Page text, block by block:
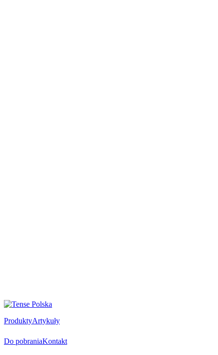
ProduktyArtykuły
Do pobraniaKontakt